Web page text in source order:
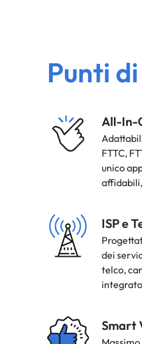
Punti
Strength
Icon
All-In-
FTTC,
unico
Strength
Icon
ISP e
dei
telco,
Strength
Smart